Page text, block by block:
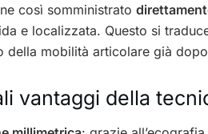
così somministrato
e localizzata. Questo si
della mobilità articolare già
vantaggi della